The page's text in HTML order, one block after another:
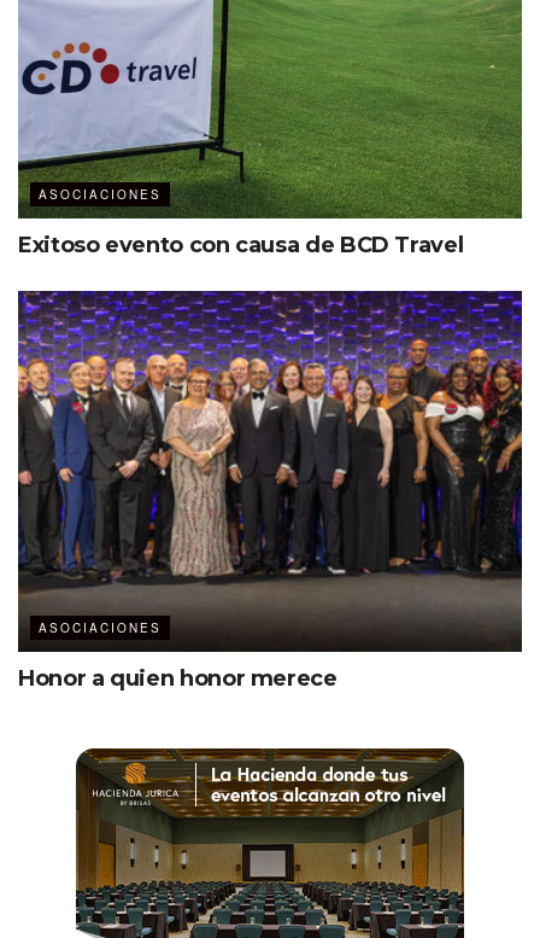
ASOCIACIONES
Exitoso evento con causa de BCD Travel
ASOCIACIONES
Honor a quien honor merece